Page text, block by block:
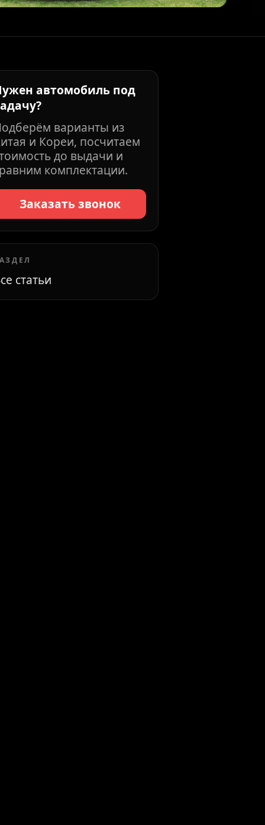
автомобиль под
варианты из
и Кореи, посчитаем
до выдачи и
комплектации.
Заказать звонок
статьи